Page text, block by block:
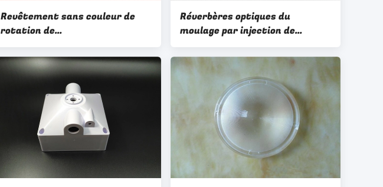
Revêtement sans couleur de
rotation de
conception/d'optique PMMA
49.75x30x1.5 heure de diamant
de plaque guide fait sur
commande d'OEM/ODM Fresnel
Réverbères optiques du
moulage par injection de
conception/épaisseur faite sur
commande d'OEM/ODM 2.1MM
LED isolant le riz de couverture